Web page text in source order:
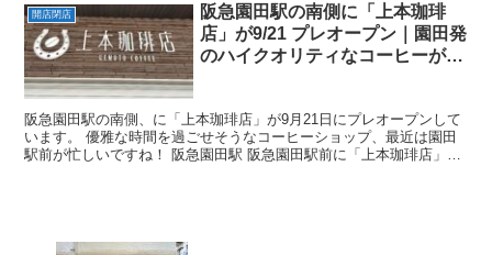
開店閉店
阪急園田駅の南側に「上本珈琲
店」が9/21 プレオープン｜園田発
のハイクオリティなコーヒーが飲
阪急園田駅の南側、に「上本珈琲店」が9月21日にプレオープンして
います。 優雅な時間を過ごせそうなコーヒーショップ、最近は園田
駅前が忙しいですね！ 阪急園田駅 阪急園田駅前に「上本珈琲店」が